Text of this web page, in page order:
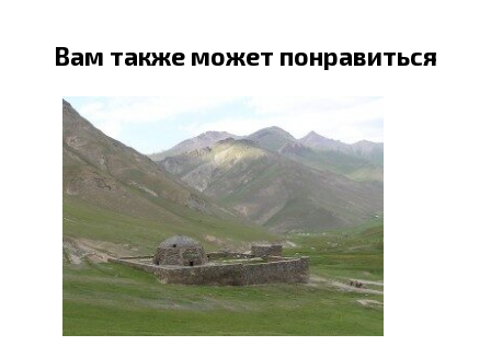
Вам также может понравиться